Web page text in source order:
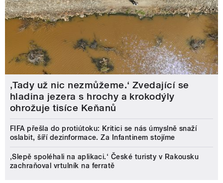
‚Tady už nic nezmůžeme.‘ Zvedající se
hladina jezera s hrochy a krokodýly
ohrožuje tisíce Keňanů
FIFA přešla do protiútoku: Kritici se nás úmyslně snaží
oslabit, šíří dezinformace. Za Infantinem stojíme
‚Slepě spoléhali na aplikaci.‘ České turisty v Rakousku
zachraňoval vrtulník na ferratě